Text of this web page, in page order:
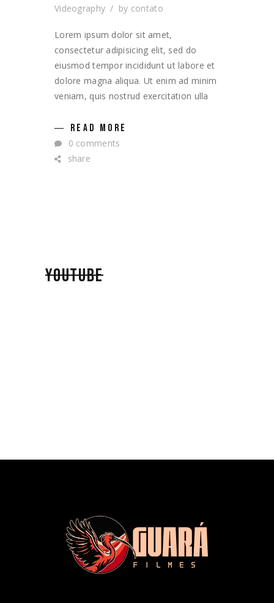
Videography
by contato
Lorem ipsum dolor sit amet,
consectetur adipisicing elit, sed do
eiusmod tempor incididunt ut labore et
dolore magna aliqua. Ut enim ad minim
veniam, quis nostrud exercitation ulla
READ MORE
0 comments
share
YOUTUBE